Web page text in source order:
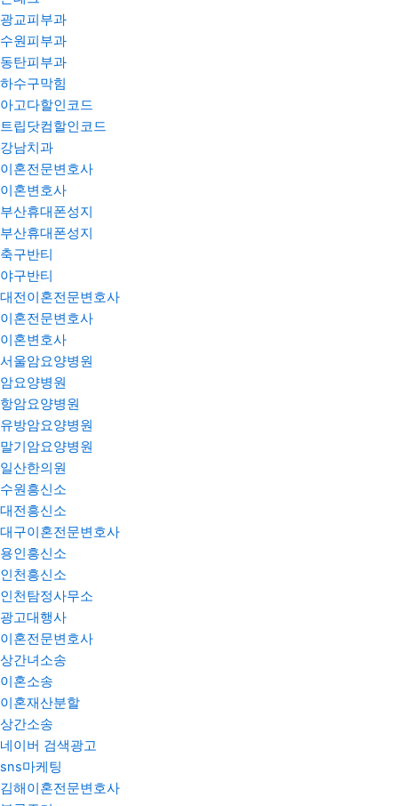
광교피부과
수원피부과
동탄피부과
하수구막힘
아고다할인코드
트립닷컴할인코드
강남치과
이혼전문변호사
이혼변호사
부산휴대폰성지
부산휴대폰성지
축구반티
야구반티
대전이혼전문변호사
이혼전문변호사
이혼변호사
서울암요양병원
암요양병원
항암요양병원
유방암요양병원
말기암요양병원
일산한의원
수원흥신소
대전흥신소
대구이혼전문변호사
용인흥신소
인천흥신소
인천탐정사무소
광고대행사
이혼전문변호사
상간녀소송
이혼소송
이혼재산분할
상간소송
네이버 검색광고
sns마케팅
김해이혼전문변호사